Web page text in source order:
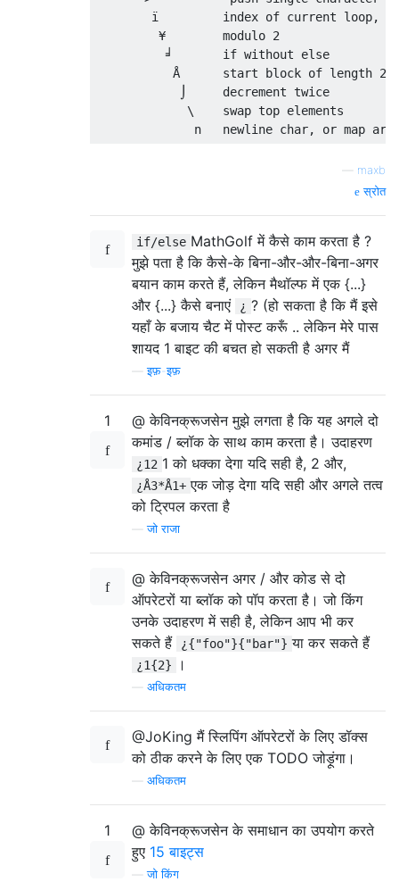
ï         index of current loop,
         ¥        modulo 2
          ╛       if without else
           Å      start block of length 2
            ⌡     decrement twice
             \    swap top elements
maxb
स्रोत
if/else MathGolf में कैसे काम करता है ?
मुझे पता है कि कैसे-के बिना-और-और-बिना-अगर
बयान काम करते हैं, लेकिन मैथॉल्फ में एक {...}
और {...} कैसे बनाएं
¿ ? (हो सकता है कि मैं इसे
यहाँ के बजाय चैट में पोस्ट करूँ .. लेकिन मेरे पास
शायद 1 बाइट की बचत हो सकती है अगर मैं
—इफ़-इफ़
1
@ केविनक्रूजसेन मुझे लगता है कि यह अगले दो
कमांड / ब्लॉक के साथ काम करता है। उदाहरण
¿12 1 को धक्का देगा यदि सही है, 2 और,
¿Å3*Å1+ एक जोड़ देगा यदि सही और अगले तत्व
को ट्रिपल करता है
—जो राजा
@ केविनक्रूजसेन अगर / और कोड से दो
ऑपरेटरों या ब्लॉक को पॉप करता है। जो किंग
उनके उदाहरण में सही है, लेकिन आप भी कर
सकते हैं
¿{"foo"}{"bar"} या कर सकते हैं
¿1{2} ।
अधिकतम
@JoKing मैं स्लिपिंग ऑपरेटरों के लिए डॉक्स
को ठीक करने के लिए एक TODO जोड़ूंगा।
अधिकतम
1
@ केविनक्रूजसेन के समाधान का उपयोग करते
हुए 15 बाइट्स
—जो किंग